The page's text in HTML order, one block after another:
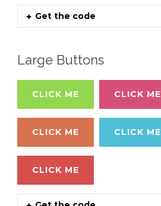
Get the code
Large Buttons
CLICK ME CLICK ME
CLICK ME CLICK ME
CLICK ME